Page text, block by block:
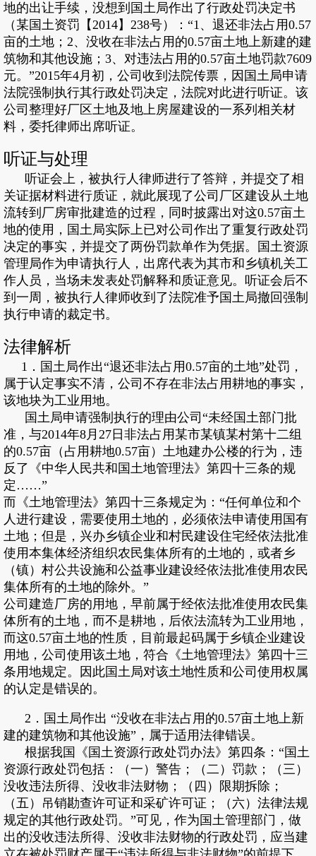
地的出让手续，没想到国土局作出了行政处罚决定书
（某国土资罚【2014】238号）：“1、退还非法占用0.57
亩的土地；2、没收在非法占用的0.57亩土地上新建的建
筑物和其他设施；3、对违法占用的0.57亩土地罚款7609
元。”2015年4月初，公司收到法院传票，因国土局申请
法院强制执行其行政处罚决定，法院对此进行听证。该
公司整理好厂区土地及地上房屋建设的一系列相关材
料，委托律师出席听证。
听证与处理
听证会上，被执行人律师进行了答辩，并提交了相
关证据材料进行质证，就此展现了公司厂区建设从土地
流转到厂房审批建造的过程，同时披露出对这0.57亩土
地的使用，国土局实际上已对公司作出了重复行政处罚
决定的事实，并提交了两份罚款单作为凭据。国土资源
管理局作为申请执行人，出席代表为其市和乡镇机关工
作人员，当场未发表处罚解释和质证意见。听证会后不
到一周，被执行人律师收到了法院准予国土局撤回强制
执行申请的裁定书。
法律解析
1．国土局作出“退还非法占用0.57亩的土地”处罚，
属于认定事实不清，公司不存在非法占用耕地的事实，
该地块为工业用地。
国土局申请强制执行的理由公司“未经国土部门批
准，与2014年8月27日非法占用某市某镇某村第十二组
的0.57亩（占用耕地0.57亩）土地建办公楼的行为，违
反了《中华人民共和国土地管理法》第四十三条的规
定……”
而《土地管理法》第四十三条规定为：“任何单位和个
人进行建设，需要使用土地的，必须依法申请使用国有
土地；但是，兴办乡镇企业和村民建设住宅经依法批准
使用本集体经济组织农民集体所有的土地的，或者乡
（镇）村公共设施和公益事业建设经依法批准使用农民
集体所有的土地的除外。”
公司建造厂房的用地，早前属于经依法批准使用农民集
体所有的土地，而不是耕地，后依法流转为工业用地，
而这0.57亩土地的性质，目前最起码属于乡镇企业建设
用地，公司使用该土地，符合《土地管理法》第四十三
条用地规定。因此国土局对该土地性质和公司使用权属
的认定是错误的。
2．国土局作出 “没收在非法占用的0.57亩土地上新
建的建筑物和其他设施”，属于适用法律错误。
根据我国《国土资源行政处罚办法》第四条：“国土
资源行政处罚包括：（一）警告；（二）罚款；（三）
没收违法所得、没收非法财物；（四）限期拆除；
（五）吊销勘查许可证和采矿许可证；（六）法律法规
规定的其他行政处罚。”可见，作为国土管理部门，做
出的没收违法所得、没收非法财物的行政处罚，应当建